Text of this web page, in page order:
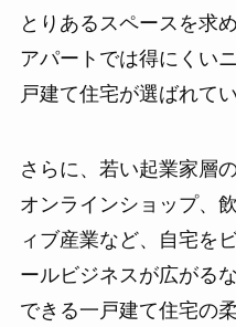
とりあるスペースを求
アパートでは得にくい
戸建て住宅が選ばれてい
さらに、若い起業家層
オンラインショップ、
ィブ産業など、自宅を
ールビジネスが広がる
できる一戸建て住宅の